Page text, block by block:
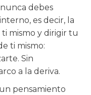
debes
es decir, la
mismo y dirigir tu
ti mismo:
Sin
a la deriva.
pensamiento